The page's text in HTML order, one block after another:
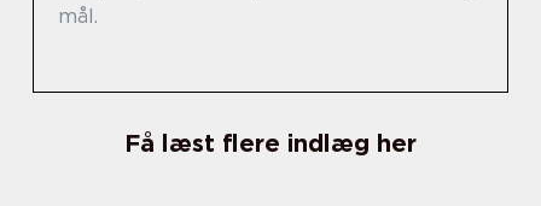
mål.
Få læst flere indlæg her